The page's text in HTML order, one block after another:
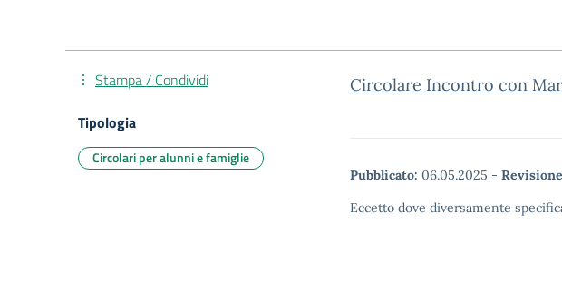
Circolare Incontro con
Pubblicato: 06.05.2025 -
Eccetto dove diversamente
Stampa / Condividi
Tipologia
Circolari per alunni e famiglie